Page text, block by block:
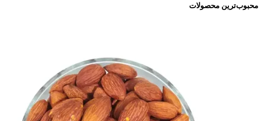
محبوب‌ترین محصولات